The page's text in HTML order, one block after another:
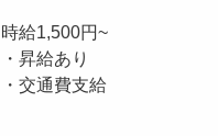
時給1,500円~
・昇給あり
・交通費支給